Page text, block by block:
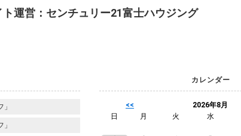
ト運営：センチュリー21富士ハウジング
カレンダー
<<
2026年8月
日
月 火 水